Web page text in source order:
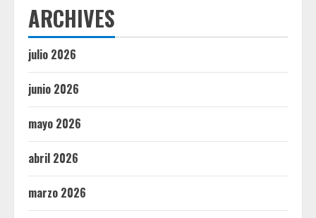
ARCHIVES
julio 2026
junio 2026
mayo 2026
abril 2026
marzo 2026